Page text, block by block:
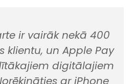
ir vairāk nekā 400
klientu, un Apple Pay
digitālajiem
ar iPhone